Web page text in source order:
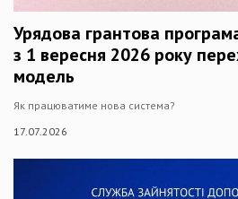
Урядова грантова
з 1 вересня 2026 року
модель
Як працюватиме нова система?
17.07.2026